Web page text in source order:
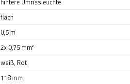
hintere Umrissleuchte
flach
0,5 m
2x 0,75 mm²
weiß, Rot
118 mm